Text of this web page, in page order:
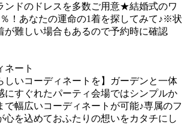
ンドのドレスを多数ご用意★結婚式のワ
！あなたの運命の1着を探してみて♪※状
が難しい場合もあるので予約時に確認
ネート
しいコーディネートを】ガーデンと一体
にすぐれたパーティ会場ではシンプルか
で幅広いコーディネートが可能♪専属のフ
心を込めておふたりの想いをカタチにし